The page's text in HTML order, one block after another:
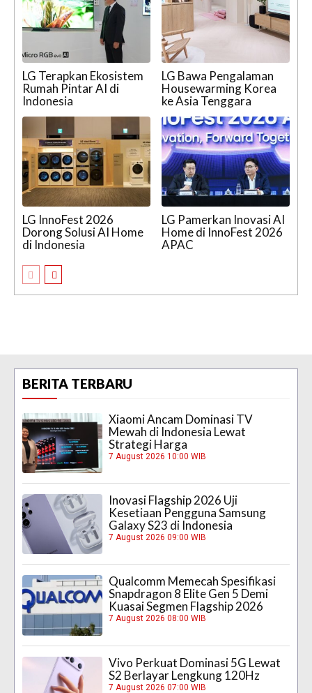
LG Terapkan Ekosistem
Rumah Pintar AI di
Indonesia
LG Bawa Pengalaman
Housewarming Korea
ke Asia Tenggara
LG InnoFest 2026
Dorong Solusi AI Home
di Indonesia
LG Pamerkan Inovasi AI
Home di InnoFest 2026
APAC
BERITA TERBARU
Xiaomi Ancam Dominasi TV
Mewah di Indonesia Lewat
Strategi Harga
7 August 2026 10:00 WIB
Inovasi Flagship 2026 Uji
Kesetiaan Pengguna Samsung
Galaxy S23 di Indonesia
7 August 2026 09:00 WIB
Qualcomm Memecah Spesifikasi
Snapdragon 8 Elite Gen 5 Demi
Kuasai Segmen Flagship 2026
7 August 2026 08:00 WIB
Vivo Perkuat Dominasi 5G Lewat
S2 Berlayar Lengkung 120Hz
7 August 2026 07:00 WIB